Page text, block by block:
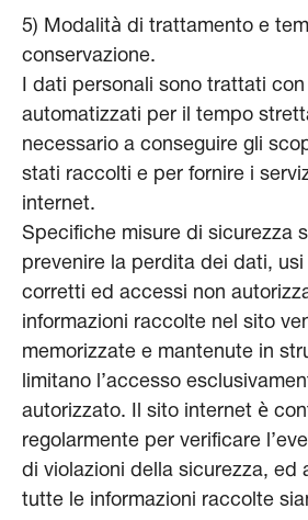
5) Modalità di trattamento e
conservazione.
I dati personali sono trattati
automatizzati per il tempo
necessario a conseguire gli
stati raccolti e per fornire i
internet.
Specifiche misure di sicurezza
prevenire la perdita dei dati, usi
corretti ed accessi non
informazioni raccolte nel sito
memorizzate e mantenute in
limitano l’accesso
autorizzato. Il sito internet è
regolarmente per verificare
di violazioni della sicurezza, ed
tutte le informazioni raccolte